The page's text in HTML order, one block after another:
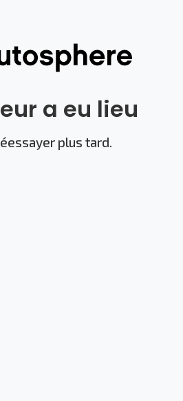
a eu lieu
plus tard.